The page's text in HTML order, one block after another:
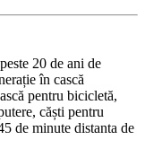
20 de ani de
în cască
pentru bicicletă,
căști pentru
de minute distanta de